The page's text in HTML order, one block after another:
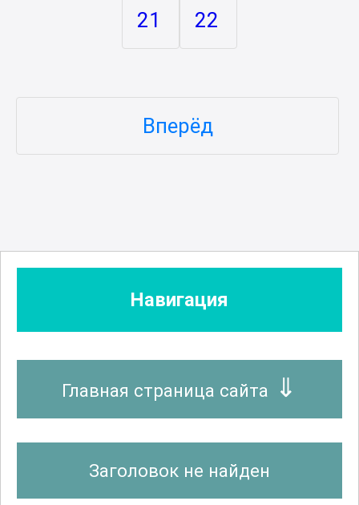
21 22
Вперёд
Навигация
Главная страница сайта
Заголовок не найден